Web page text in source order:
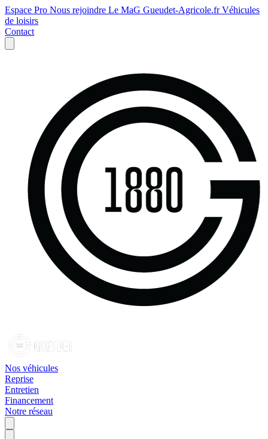
Espace Pro Nous rejoindre Le MaG Gueudet-Agricole.frVéhicules
de loisirs
Contact
Nos véhicules
Reprise
Entretien
Financement
Notre réseau